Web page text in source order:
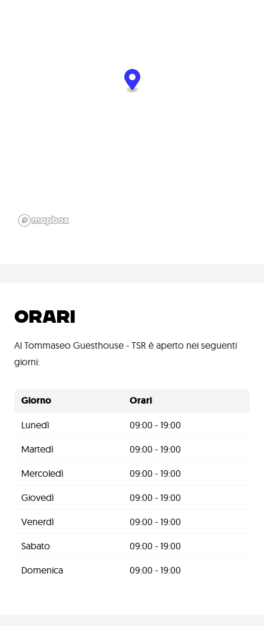
ORARI
Al Tommaseo Guesthouse - TSR è aperto nei seguenti
giorni:
Giorno Orari
Lunedì 09:00 - 19:00
Martedì 09:00 - 19:00
Mercoledì 09:00 - 19:00
Giovedì 09:00 - 19:00
Venerdì 09:00 - 19:00
Sabato 09:00 - 19:00
Domenica 09:00 - 19:00